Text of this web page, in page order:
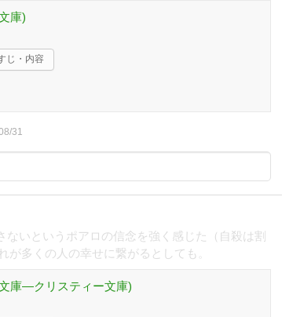
庫)
じ・内容
31
ないというポアロの信念を強く感じた（自殺は割
が多くの人の幸せに繋がるとしても。
庫―クリスティー文庫)